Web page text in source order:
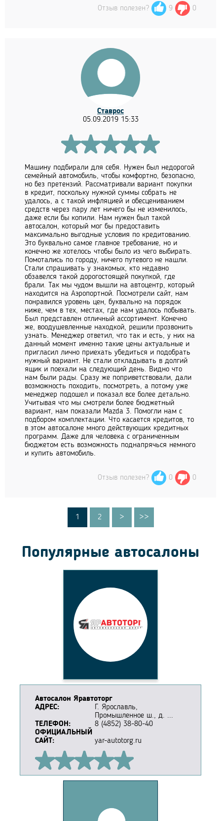
Отзыв полезен? 9 0
Ставрос
05.09.2019 15:33
Машину подбирали для себя. Нужен был недорогой
семейный автомобиль, чтобы комфортно, безопасно,
но без претензий. Рассматривали вариант покупки
в кредит, поскольку нужной суммы собрать не
удалось, а с такой инфляцией и обесцениванием
средств через пару лет ничего бы не изменилось,
даже если бы копили. Нам нужен был такой
автосалон, который мог бы предоставить
максимально выгодные условия по кредитованию.
Это буквально самое главное требование, но и
конечно же хотелось чтобы было из чего выбирать.
Помотались по городу, ничего путевого не нашли.
Стали спрашивать у знакомых, кто недавно
обзавелся такой дорогостоящей покупкой, где
брали. Так мы чудом вышли на автоцентр, который
находится на Аэропортной. Посмотрели сайт, нам
понравился уровень цен, буквально на порядок
ниже, чем в тех, местах, где нам удалось побывать.
Был представлен отличный ассортимент. Конечно
же, воодушевленные находкой, решили прозвонить
узнать. Менеджер ответил, что так и есть, у них на
данный момент именно такие цены актуальные и
пригласил лично приехать убедиться и подобрать
нужный вариант. Не стали откладывать в долгий
ящик и поехали на следующий день. Видно что
нам были рады. Сразу же поприветствовали, дали
возможность походить, посмотреть, а потому уже
менеджер подошел и показал все более детально.
Учитывая что мы смотрели более бюджетный
вариант, нам показали Mazda 3. Помогли нам с
подбором комплектации. Что касается кредитов, то
в этом автосалоне много действующих кредитных
программ. Даже для человека с ограниченным
бюджетом есть возможность поднапрячься немного
и купить автомобиль.
Отзыв полезен? 0 0
1 2 > >>
Популярные автосалоны
Автосалон Яравтоторг
АДРЕС:
Г. Ярославль,
Промышленное ш., д. ...
ТЕЛЕФОН:
8 (4852) 38-80-40
ОФИЦИАЛЬНЫЙ
САЙТ:
yar-autotorg.ru